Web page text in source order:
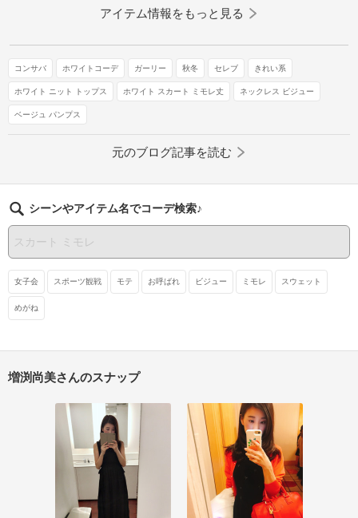
アイテム情報をもっと見る
コンサバ ホワイトコーデ ガーリー 秋冬 セレブ きれい系
ホワイト ニット トップス ホワイト スカート ミモレ丈 ネックレス ビジュー
ベージュ パンプス
元のブログ記事を読む
シーンやアイテム名でコーデ検索♪
女子会 スポーツ観戦 モテ お呼ばれ ビジュー ミモレ スウェット
めがね
増渕尚美さんのスナップ